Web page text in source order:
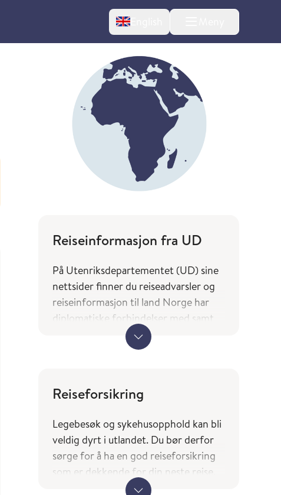
English
Reiseinformasjon fra UD
På Utenriksdepartementet (UD) sine
nettsider finner du reiseadvarsler og
reiseinformasjon til land Norge har
diplomatiske forbindelser med samt
en oversikt over hvilke tjenester og
typer bistand norske borgere på reise
(regjeringen.no)
Landene du finner i tjenesten
Smittevernråd og reisevaksiner
(fhi.no) er basert på UDs liste over
land Norge har diplomatiske
Reiseforsikring
Legebesøk og sykehusopphold kan bli
veldig dyrt i utlandet. Du bør derfor
sørge for å ha en god reiseforsikring
som er dekkende for din neste reise.